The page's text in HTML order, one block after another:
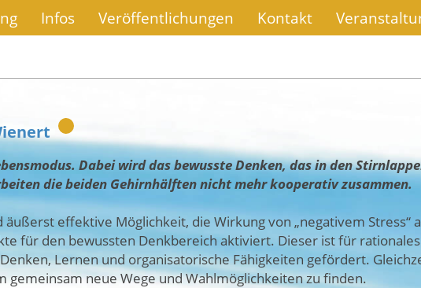
Infos Veröffentlichungen Kontakt
Dabei wird das bewusste Denken, das in den
die beiden Gehirnhälften nicht mehr kooperativ zusammen.
effektive Möglichkeit, die Wirkung von „negativem Stress“
für den bewussten Denkbereich aktiviert. Dieser ist für
Lernen und organisatorische Fähigkeiten gefördert.
neue Wege und Wahlmöglichkeiten zu finden.